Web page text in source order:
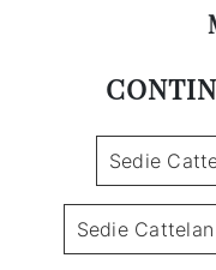
Sedie
Sedie